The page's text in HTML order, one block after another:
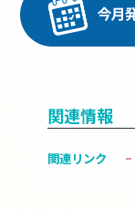
関連情報
関連リンク